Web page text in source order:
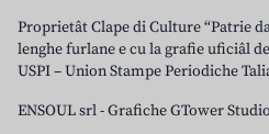
Proprietât Clape di Culture “Patrie
lenghe furlane e cu la grafie uficiâl
USPI – Union Stampe Periodiche
ENSOUL srl-Grafiche GTower Studio